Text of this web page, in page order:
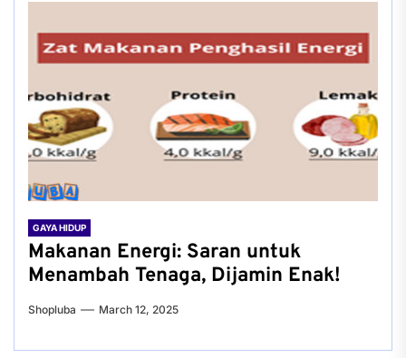
GAYA HIDUP
Makanan Energi: Saran untuk
Menambah Tenaga, Dijamin Enak!
Shopluba March 12, 2025